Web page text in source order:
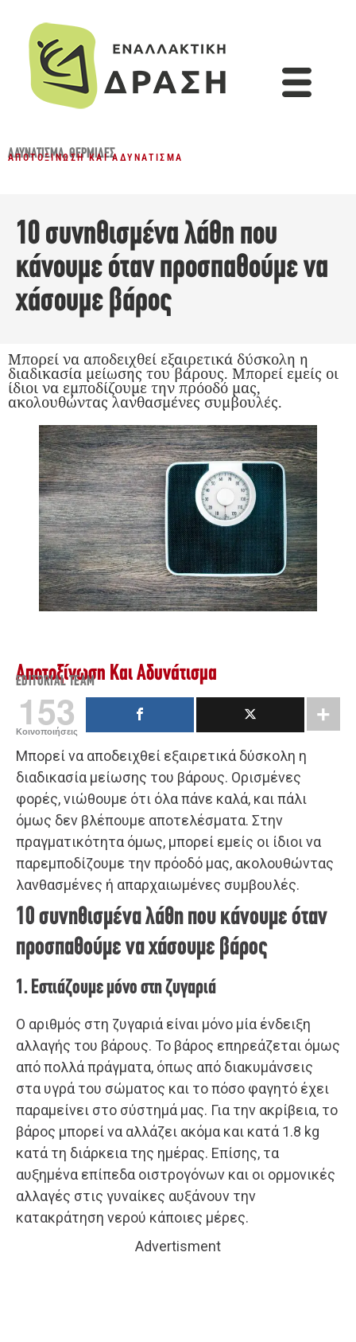
ΑΔΥΝΆΤΙΣΜΑ,ΘΕΡΜΊΔΕΣ
ΑΠΟΤΟΞΊΝΩΣΗ ΚΑΙ ΑΔΥΝΆΤΙΣΜΑ
10 συνηθισμένα λάθη που
κάνουμε όταν προσπαθούμε να
χάσουμε βάρος
Μπορεί να αποδειχθεί εξαιρετικά δύσκολη η
διαδικασία μείωσης του βάρους. Mπορεί εμείς οι
ίδιοι να εμποδίζουμε την πρόοδό μας,
ακολουθώντας λανθασμένες συμβουλές.
Αποτοξίνωση Και Αδυνάτισμα
EDITORIAL TEAM
153
Κοινοποιήσεις
Μπορεί να αποδειχθεί εξαιρετικά δύσκολη η
διαδικασία μείωσης του βάρους. Ορισμένες
φορές, νιώθουμε ότι όλα πάνε καλά, και πάλι
όμως δεν βλέπουμε αποτελέσματα. Στην
πραγματικότητα όμως, μπορεί εμείς οι ίδιοι να
παρεμποδίζουμε την πρόοδό μας, ακολουθώντας
λανθασμένες ή απαρχαιωμένες συμβουλές.
10 συνηθισμένα λάθη που κάνουμε όταν
προσπαθούμε να χάσουμε βάρος
1. Εστιάζουμε μόνο στη ζυγαριά
Ο αριθμός στη ζυγαριά είναι μόνο μία ένδειξη
αλλαγής του βάρους. Το βάρος επηρεάζεται όμως
από πολλά πράγματα, όπως από διακυμάνσεις
στα υγρά του σώματος και το πόσο φαγητό έχει
παραμείνει στο σύστημά μας. Για την ακρίβεια, το
βάρος μπορεί να αλλάζει ακόμα και κατά 1.8 kg
κατά τη διάρκεια της ημέρας. Επίσης, τα
αυξημένα επίπεδα οιστρογόνων και οι ορμονικές
αλλαγές στις γυναίκες αυξάνουν την
κατακράτηση νερού κάποιες μέρες.
Advertisment